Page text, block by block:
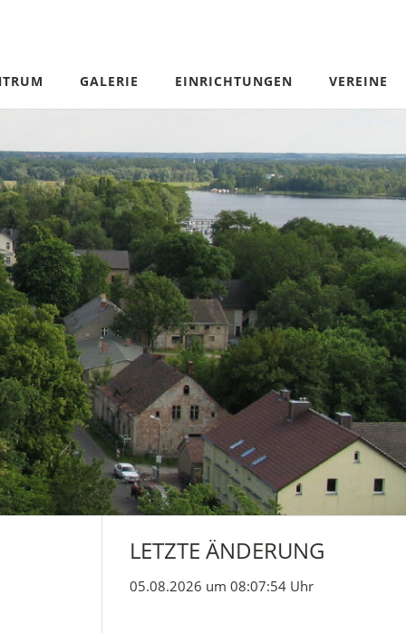
GALERIE EINRICHTUNGEN VEREINE
LETZTE ÄNDERUNG
05.08.2026 um 08:07:54 Uhr